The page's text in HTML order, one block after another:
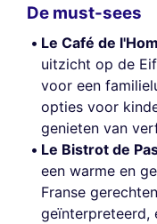
De must-sees
Le Café de
uitzicht op de
voor een
opties voor
genieten van
Le Bistrot de
een warme en
Franse
geïnterpreteerd,